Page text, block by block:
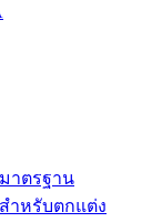
าตรฐาน
ำหรับตกแต่ง